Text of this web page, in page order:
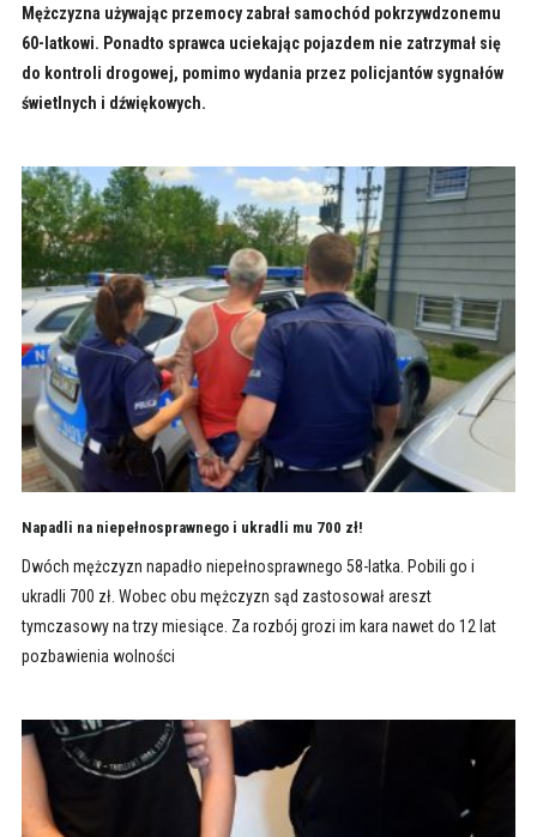
Mężczyzna używając przemocy zabrał samochód pokrzywdzonemu
60-latkowi. Ponadto sprawca uciekając pojazdem nie zatrzymał się
do kontroli drogowej, pomimo wydania przez policjantów sygnałów
świetlnych i dźwiękowych.
Napadli na niepełnosprawnego i ukradli mu 700 zł!
Dwóch mężczyzn napadło niepełnosprawnego 58-latka. Pobili go i
ukradli 700 zł. Wobec obu mężczyzn sąd zastosował areszt
tymczasowy na trzy miesiące. Za rozbój grozi im kara nawet do 12 lat
pozbawienia wolności